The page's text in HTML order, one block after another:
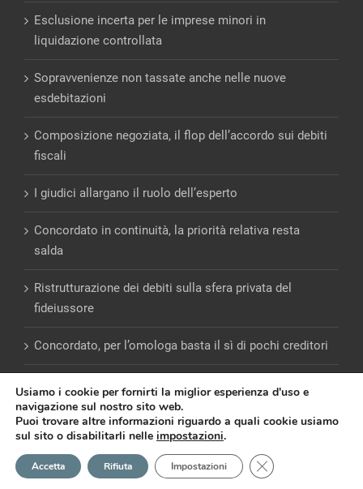
Esclusione incerta per le imprese minori in
liquidazione controllata
Sopravvenienze non tassate anche nelle nuove
esdebitazioni
Composizione negoziata, il flop dell’accordo sui debiti
fiscali
I giudici allargano il ruolo dell’esperto
Concordato in continuità, la priorità relativa resta
salda
Ristrutturazione dei debiti sulla sfera privata del
fideiussore
Concordato, per l’omologa basta il sì di pochi creditori
© Copyright 2012 - 2026 | Giulio Andreani | PRIVACY
Powered byEmotion Design
Usiamo i cookie per fornirti la miglior esperienza d'uso e
navigazione sul nostro sito web.
Puoi trovare altre informazioni riguardo a quali cookie usiamo
sul sito o disabilitarli nelle impostazioni.
Accetta Rifiuta Impostazioni Close GDPR